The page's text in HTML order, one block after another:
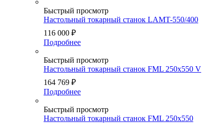
Быстрый просмотр
Настольный токарный станок LAMT-550/400
116 000 ₽
Подробнее
Быстрый просмотр
Настольный токарный станок FML 250х550 V
164 769 ₽
Подробнее
Быстрый просмотр
Настольный токарный станок FML 250х550